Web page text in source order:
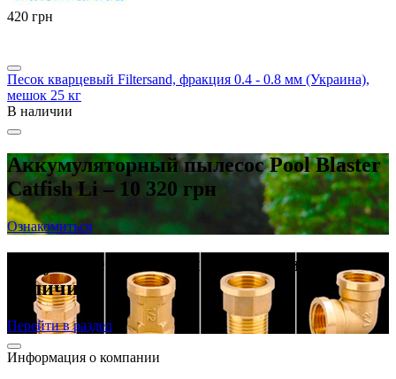
‍420‍ грн
Песок кварцевый Filtersand, фракция 0.4 - 0.8 мм (Украина),
мешок 25 кг
В наличии
Аккумуляторный пылесос Pool Blaster
Catfish Li – 10 320 грн
Ознакомиться
Латунные резьбовые фитинги в
наличии
Перейти в раздел
Информация о компании